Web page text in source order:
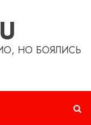
НО БОЯЛИСЬ